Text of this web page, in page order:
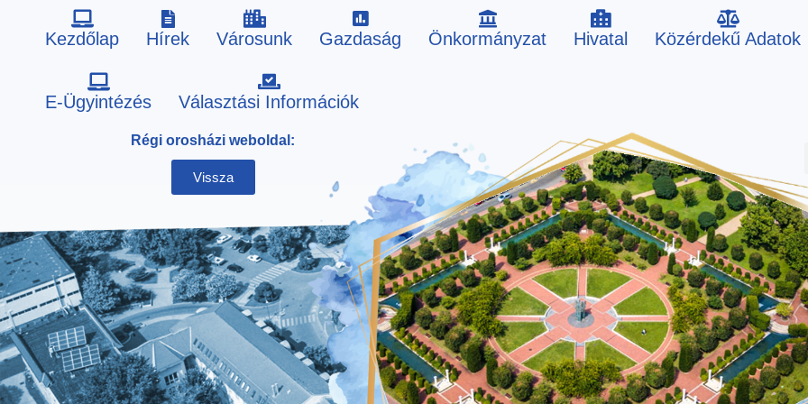
Kezdőlap Hírek Városunk Gazdaság Önkormányzat Hivatal Közérdekű Adatok
E-Ügyintézés Választási Információk
Régi orosházi weboldal:
Vissza